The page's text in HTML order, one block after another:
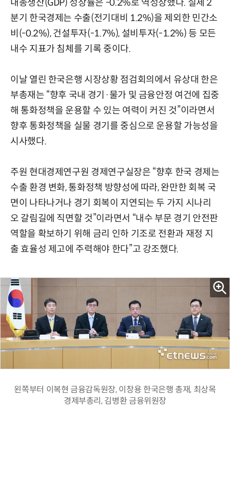
내총생산(GDP) 성장률은 -0.2%로 역성장했다. 실제 2
분기 한국경제는 수출(전기대비 1.2%)을 제외한 민간소
비(-0.2%), 건설투자(-1.7%), 설비투자(-1.2%) 등 모든
내수 지표가 침체를 기록 중이다.
이날 열린 한국은행 시장상황 점검회의에서 유상대 한은
부총재는 “향후 국내 경기·물가 및 금융안정 여건에 집중
해 통화정책을 운용할 수 있는 여력이 커진 것”이라면서
향후 통화정책을 실물 경기를 중심으로 운용할 가능성을
시사했다.
주원 현대경제연구원 경제연구실장은 “향후 한국 경제는
수출 환경 변화, 통화정책 방향성에 따라, 완만한 회복 국
면이 나타나거나 경기 회복이 지연되는 두 가지 시나리
오 갈림길에 직면할 것”이라면서 “내수 부문 경기 안전판
역할을 확보하기 위해 금리 인하 기조로 전환과 재정 지
출 효율성 제고에 주력해야 한다”고 강조했다.
왼쪽부터 이복현 금융감독원장, 이창용 한국은행 총재, 최상목
경제부총리, 김병환 금융위원장